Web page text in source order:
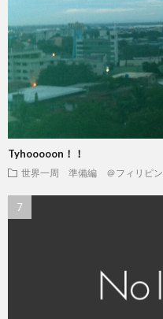
Tyhooooon！！
世界一周 準備編 ＠フィリピン